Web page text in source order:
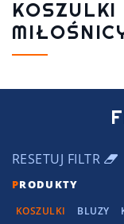
KOSZULKI
RESETUJ FILTR
PRODUKTY
KOSZULKI BLUZY